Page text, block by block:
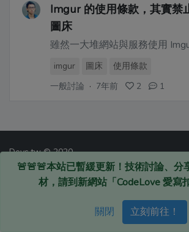
Imgur 的使用條款，其實禁
圖床
雖然一大堆網站與服務使用
imgur 圖床
使用條款
一般討論 · 7年前 2 1
🚨🚨🚨本站已暫緩更新！技術討論、分
材，請到新網站「CodeLove 愛寫
關閉 立刻前往！
Devs.tw © 2020